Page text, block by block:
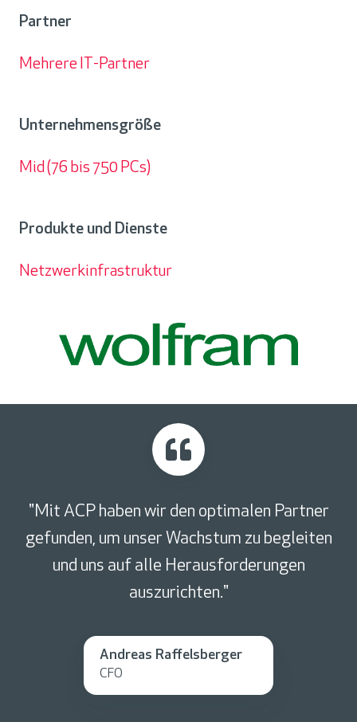
Partner
Mehrere IT-Partner
Unternehmensgröße
Mid (76 bis 750 PCs)
Produkte und Dienste
Netzwerkinfrastruktur
Dienste
"Mit ACP haben wir den optimalen Partner
gefunden, um unser Wachstum zu begleiten
und uns auf alle Herausforderungen
auszurichten."
Andreas Raffelsberger
CFO